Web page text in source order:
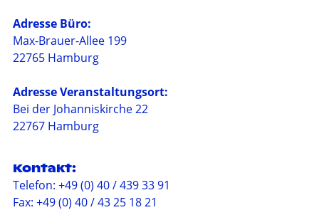
Adresse Büro:
Max-Brauer-Allee 199
22765 Hamburg
Adresse Veranstaltungsort:
Bei der Johanniskirche 22
22767 Hamburg
Kontakt:
Telefon: +49 (0) 40 / 439 33 91
Fax: +49 (0) 40 / 43 25 18 21